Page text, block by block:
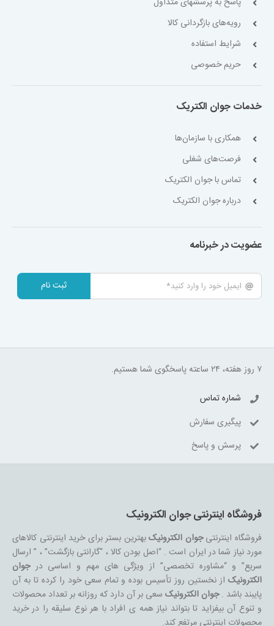
رویه‌های بازگردانی کالا
شرایط استفاده
حریم خصوصی
خدمات جوان الکتریک
همکاری با سازمان‌ها
فرصت‌های شغلی
تماس با جوان الکتریک
درباره جوان الکتریک
عضویت در خبرنامه
ثبت نام
۷ روز هفته، ۲۴ ساعته پاسخگوی شما هستیم.
شماره تماس
پیگیری سفارش
پرسش و پاسخ
فروشگاه اینترنتی جوان الکترونیک
فروشگاه اینترنتیجوان الکترونیکبهترین بستر برای خرید اینترنتی کالاهای
مورد نیاز شما در ایران است . “اصل بودن کالا ، “گارانتی بازگشت” ، ” ارسال
سریع” و “مشاوره تخصصی” از ویژگی های مهم و اساسی درجوان
الکترونیکاز نخستین روز تأسیس بوده و تمام سعی خود را کرده تا به آن
پایبند باشد .جوان الکترونیکسعی بر آن دارد که روزانه بر تعداد محصولات
و تنوع آن بیفزاید تا بتواند نیاز همه ی افراد با هر نوع سلیقه را در خرید
محصولات اینترنتی مرتفع کند.